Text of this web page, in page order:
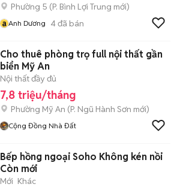
Phường 5 (P. Bình Lợi Trung mới)
a Anh Dương 4đã bán
Cho thuê phòng trọ full nội thất gần
biển Mỹ An
Nội thất đầy đủ
7,8 triệu/tháng
Phường Mỹ An (P. Ngũ Hành Sơn mới)
Cộng Đồng Nhà Đất
Bếp hồng ngoại Soho Không kén nồi
Còn mới
Mới Khác